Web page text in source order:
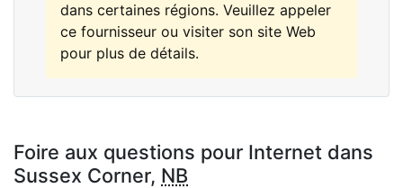
dans certaines régions. Veuillez appeler
ce fournisseur ou visiter son site Web
pour plus de détails.
Foire aux questions pour Internet dans
Sussex Corner, NB